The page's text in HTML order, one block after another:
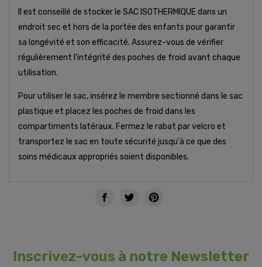
Il est conseillé de stocker le SAC ISOTHERMIQUE dans un
endroit sec et hors de la portée des enfants pour garantir
sa longévité et son efficacité. Assurez-vous de vérifier
régulièrement l'intégrité des poches de froid avant chaque
utilisation.
Pour utiliser le sac, insérez le membre sectionné dans le sac
plastique et placez les poches de froid dans les
compartiments latéraux. Fermez le rabat par velcro et
transportez le sac en toute sécurité jusqu'à ce que des
soins médicaux appropriés soient disponibles.
Inscrivez-vous à notre Newsletter